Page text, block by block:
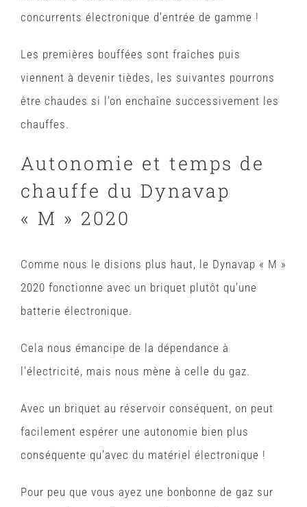
concurrents électronique d’entrée de gamme !
Les premières bouffées sont fraîches puis
viennent à devenir tièdes, les suivantes pourrons
être chaudes si l’on enchaîne successivement les
chauffes.
Autonomie et temps de
chauffe du Dynavap
« M » 2020
Comme nous le disions plus haut, le Dynavap « M »
2020 fonctionne avec un briquet plutôt qu’une
batterie électronique.
Cela nous émancipe de la dépendance à
l’électricité, mais nous mène à celle du gaz.
Avec un briquet au réservoir conséquent, on peut
facilement espérer une autonomie bien plus
conséquente qu’avec du matériel électronique !
Pour peu que vous ayez une bonbonne de gaz sur